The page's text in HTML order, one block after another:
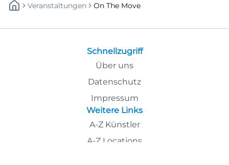
Veranstaltungen On The Move
Schnellzugriff
Über uns
Datenschutz
Impressum
Weitere Links
A-Z Künstler
A-Z Locations